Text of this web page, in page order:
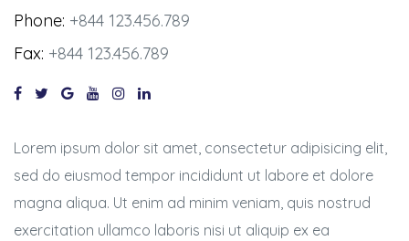
Phone: +844 123.456.789
Fax: +844 123.456.789
Lorem ipsum dolor sit amet, consectetur adipisicing elit,
sed do eiusmod tempor incididunt ut labore et dolore
magna aliqua. Ut enim ad minim veniam, quis nostrud
exercitation ullamco laboris nisi ut aliquip ex ea